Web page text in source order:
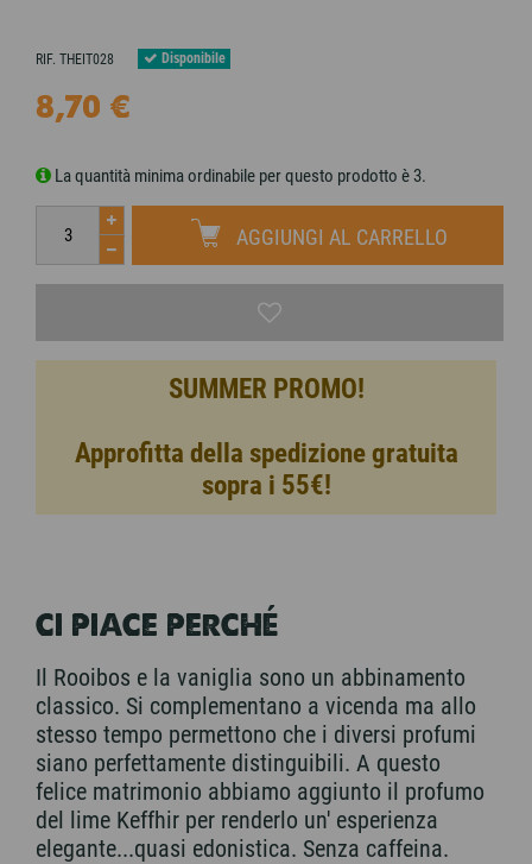
RIF. THEIT028 Disponibile
8,70 €
La quantità minima ordinabile per questo prodotto è 3.
AGGIUNGI AL CARRELLO
SUMMER PROMO!
Approfitta della spedizione gratuita
sopra i 55€!
CI PIACE PERCHÉ
Il Rooibos e la vaniglia sono un abbinamento
classico. Si complementano a vicenda ma allo
stesso tempo permettono che i diversi profumi
siano perfettamente distinguibili. A questo
felice matrimonio abbiamo aggiunto il profumo
del lime Keffhir per renderlo un' esperienza
elegante...quasi edonistica. Senza caffeina.